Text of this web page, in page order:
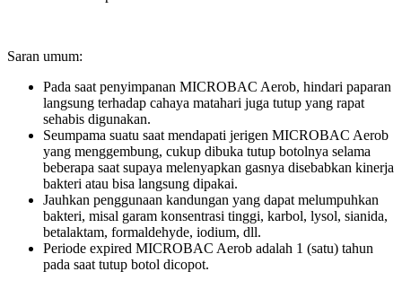
Saran umum:
Pada saat penyimpanan MICROBAC Aerob, hindari paparan
langsung terhadap cahaya matahari juga tutup yang rapat
sehabis digunakan.
Seumpama suatu saat mendapati jerigen MICROBAC Aerob
yang menggembung, cukup dibuka tutup botolnya selama
beberapa saat supaya melenyapkan gasnya disebabkan kinerja
bakteri atau bisa langsung dipakai.
Jauhkan penggunaan kandungan yang dapat melumpuhkan
bakteri, misal garam konsentrasi tinggi, karbol, lysol, sianida,
betalaktam, formaldehyde, iodium, dll.
Periode expired MICROBAC Aerob adalah 1 (satu) tahun
pada saat tutup botol dicopot.